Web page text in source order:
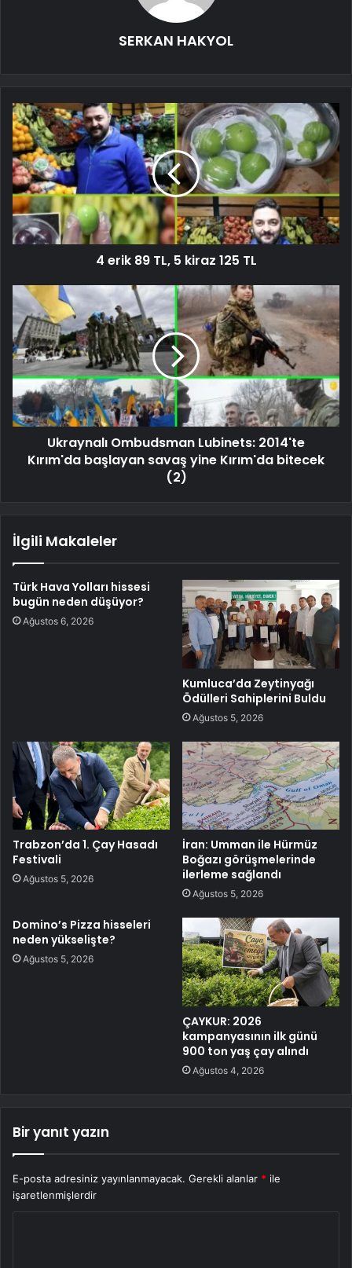
SERKAN HAKYOL
4 erik 89 TL, 5 kiraz 125 TL
Ukraynalı Ombudsman Lubinets: 2014'te
Kırım'da başlayan savaş yine Kırım'da bitecek
(2)
İlgili Makaleler
Türk Hava Yolları hissesi
bugün neden düşüyor?
Ağustos 6, 2026
Kumluca’da Zeytinyağı
Ödülleri Sahiplerini Buldu
Ağustos 5, 2026
Trabzon’da 1. Çay Hasadı
Festivali
Ağustos 5, 2026
İran: Umman ile Hürmüz
Boğazı görüşmelerinde
ilerleme sağlandı
Ağustos 5, 2026
Domino’s Pizza hisseleri
neden yükselişte?
Ağustos 5, 2026
ÇAYKUR: 2026
kampanyasının ilk günü
900 ton yaş çay alındı
Ağustos 4, 2026
Bir yanıt yazın
E-posta adresiniz yayınlanmayacak. Gerekli alanlar * ile
işaretlenmişlerdir